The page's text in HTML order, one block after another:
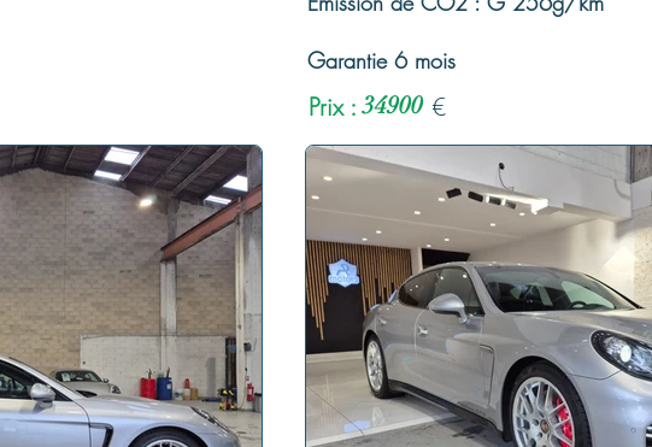
Garantie 6 mois
Prix : 34900 €